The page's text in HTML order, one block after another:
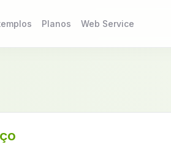
Planos Web Service